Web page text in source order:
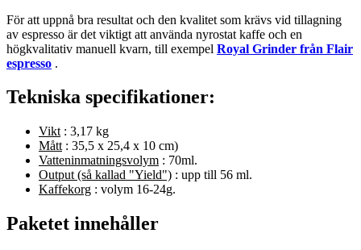
För att uppnå bra resultat och den kvalitet som krävs vid tillagning
av espresso är det viktigt att använda nyrostat kaffe och en
högkvalitativ manuell kvarn, till exempel Royal Grinder från Flair
espresso .
Tekniska specifikationer:
Vikt : 3,17 kg
Mått : 35,5 x 25,4 x 10 cm)
Vatteninmatningsvolym : 70ml.
Output (så kallad "Yield") : upp till 56 ml.
Kaffekorg : volym 16-24g.
Paketet innehåller